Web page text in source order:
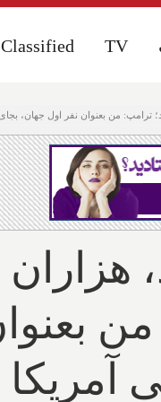
آمریکا را پُر می‌کنم؛ آمریکا کشتی فله‌بر ایران را و ایران پهپاد
Classified TV
Classified TV
سالگی